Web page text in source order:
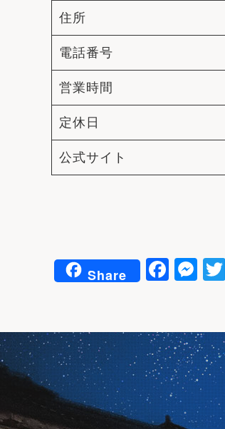
住所
電話番号
営業時間
定休日
公式サイト
Share
F
e
b
o
o
M
s
e
n
g